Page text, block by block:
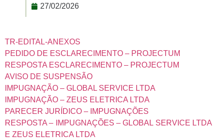
27/02/2026
TR-EDITAL-ANEXOS
PEDIDO DE ESCLARECIMENTO – PROJECTUM
RESPOSTA ESCLARECIMENTO – PROJECTUM
AVISO DE SUSPENSÃO
IMPUGNAÇÃO – GLOBAL SERVICE LTDA
IMPUGNAÇÃO – ZEUS ELETRICA LTDA
PARECER JURÍDICO – IMPUGNAÇÕES
RESPOSTA – IMPUGNAÇÕES – GLOBAL SERVICE LTDA
E ZEUS ELETRICA LTDA